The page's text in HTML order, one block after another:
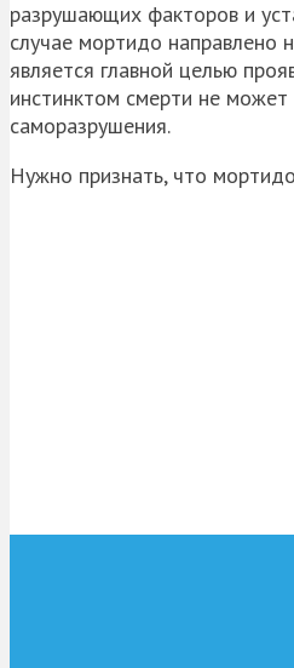
разрушающих факторов и
случае мортидо направлено
является главной целью
инстинктом смерти не может
саморазрушения.
Нужно признать, что